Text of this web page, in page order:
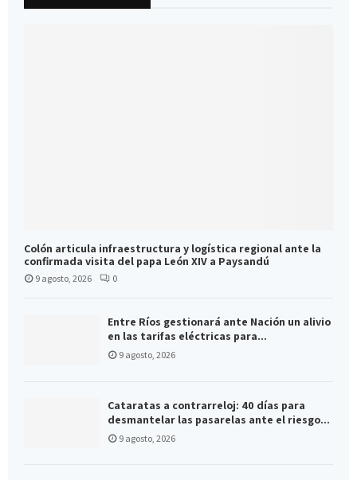
Colón articula infraestructura y logística regional ante la
confirmada visita del papa León XIV a Paysandú
9 agosto, 2026 0
Entre Ríos gestionará ante Nación un alivio
en las tarifas eléctricas para...
9 agosto, 2026
Cataratas a contrarreloj: 40 días para
desmantelar las pasarelas ante el riesgo...
9 agosto, 2026